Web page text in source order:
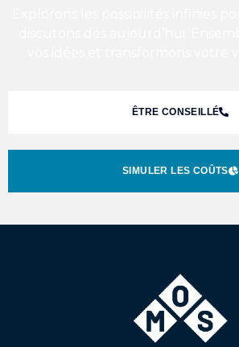
ÊTRE CONSEILLÉ
SIMULER LES COÛTS